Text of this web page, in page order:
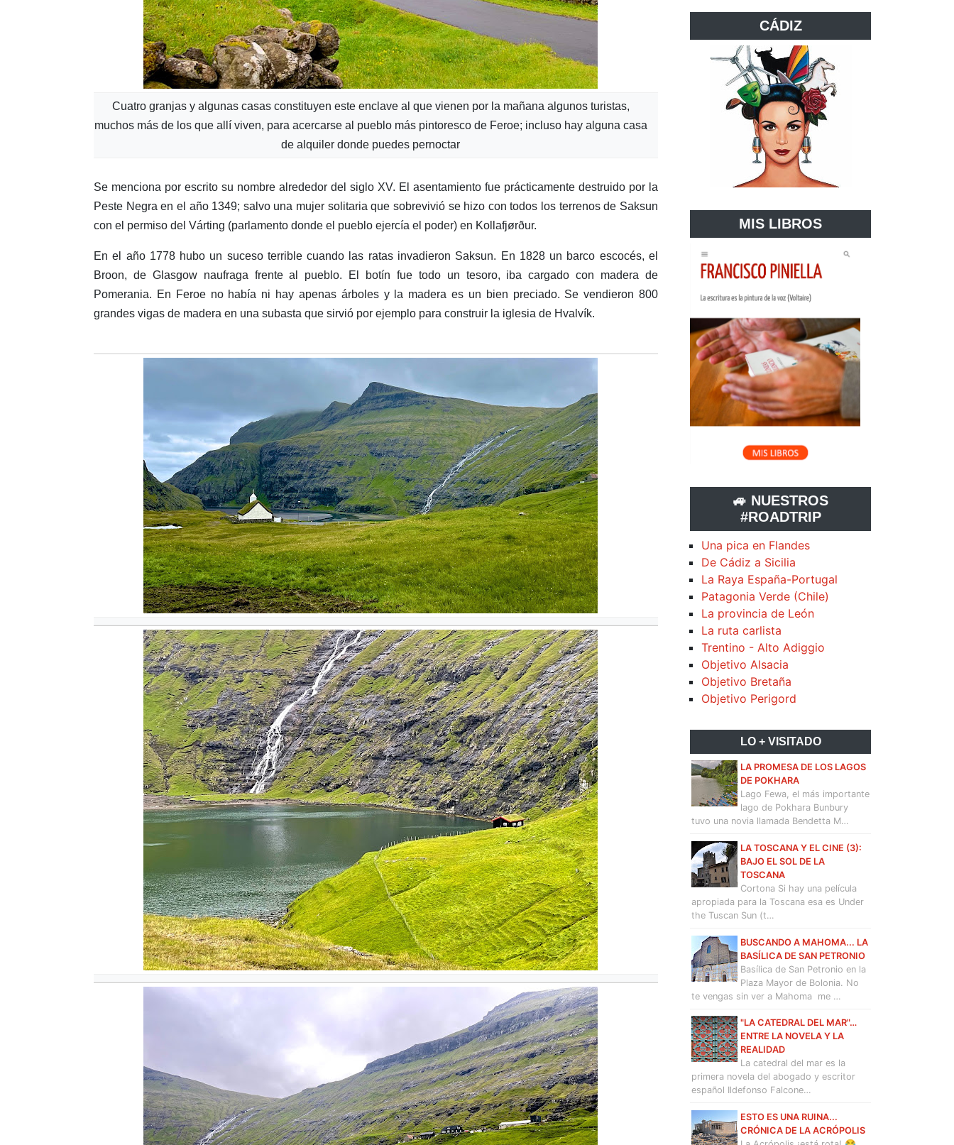
Cuatro granjas y algunas casas constituyen este enclave al que vienen por la mañana algunos turistas,
muchos más de los que allí viven, para acercarse al pueblo más pintoresco de Feroe; incluso hay alguna casa
de alquiler donde puedes pernoctar
Se menciona por escrito su nombre alrededor del siglo XV. El asentamiento fue prácticamente destruido por la
Peste Negra en el año 1349; salvo una mujer solitaria que sobrevivió se hizo con todos los terrenos de Saksun
con el permiso del Várting (parlamento donde el pueblo ejercía el poder) en Kollafjørður.
En el año 1778 hubo un suceso terrible cuando las ratas invadieron Saksun. En 1828 un barco escocés, el
Broon, de Glasgow naufraga frente al pueblo. El botín fue todo un tesoro, iba cargado con madera de
Pomerania. En Feroe no había ni hay apenas árboles y la madera es un bien preciado. Se vendieron 800
grandes vigas de madera en una subasta que sirvió por ejemplo para construir la iglesia de Hvalvík.
CÁDIZ
MIS LIBROS
🚙 NUESTROS
#ROADTRIP
Una pica en Flandes
De Cádiz a Sicilia
La Raya España-Portugal
Patagonia Verde (Chile)
La provincia de León
La ruta carlista
Trentino - Alto Adiggio
Objetivo Alsacia
Objetivo Bretaña
Objetivo Perigord
LO + VISITADO
LA PROMESA DE LOS LAGOS
DE POKHARA
Lago Fewa, el más importante
lago de Pokhara Bunbury
tuvo una novia llamada Bendetta M…
LA TOSCANA Y EL CINE (3):
BAJO EL SOL DE LA
TOSCANA
Cortona Si hay una película
apropiada para la Toscana esa es Under
the Tuscan Sun (t…
BUSCANDO A MAHOMA... LA
BASÍLICA DE SAN PETRONIO
Basílica de San Petronio en la
Plaza Mayor de Bolonia. No
te vengas sin ver a Mahoma me …
"LA CATEDRAL DEL MAR"…
ENTRE LA NOVELA Y LA
REALIDAD
La catedral del mar es la
primera novela del abogado y escritor
español Ildefonso Falcone…
ESTO ES UNA RUINA...
CRÓNICA DE LA ACRÓPOLIS